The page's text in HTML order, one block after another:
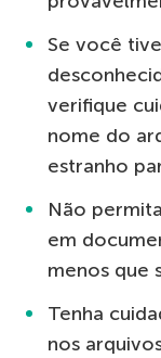
Se você
verifique
nome do
estranho
Não
em
menos que
Tenha
nos